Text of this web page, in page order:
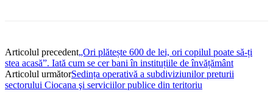
Articolul precedent„Ori plătește 600 de lei, ori copilul poate să-ți
stea acasă”. Iată cum se cer bani în instituțiile de învățământ
Articolul următorSedința operativă a subdiviziunilor preturii
sectorului Ciocana şi serviciilor publice din teritoriu